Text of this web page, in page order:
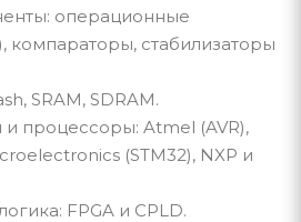
операционные
компараторы, стабилизаторы
SRAM, SDRAM.
процессоры: Atmel (AVR),
(STM32), NXP и
FPGA и CPLD.